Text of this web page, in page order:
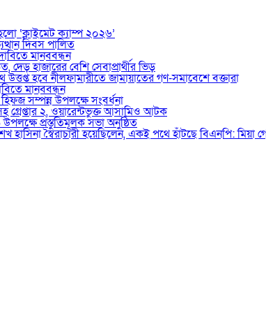
‘ক্লাইমেট ক্যাম্প ২০২৬’
দিবস পালিত
মানববন্ধন
দেড় হাজারের বেশি সেবাপ্রার্থীর ভিড়
হবে নীলফামারীতে জামায়াতের গণ-সমাবেশে বক্তারা
মানববন্ধন
হিফজ সম্পন্ন উপলক্ষে সংবর্ধনা
গ্রেপ্তার ২, ওয়ারেন্টভুক্ত আসামিও আটক
প্রস্তুতিমূলক সভা অনুষ্ঠিত
হাসিনা স্বৈরাচারী হয়েছিলেন, একই পথে হাঁটছে বিএনপি: মিয়া